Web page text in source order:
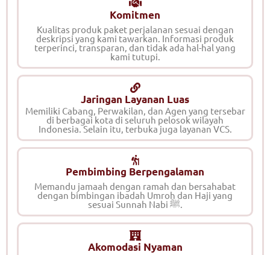
Komitmen
Kualitas produk paket perjalanan sesuai dengan
deskripsi yang kami tawarkan. Informasi produk
terperinci, transparan, dan tidak ada hal-hal yang
kami tutupi.
Jaringan Layanan Luas
Memiliki Cabang, Perwakilan, dan Agen yang tersebar
di berbagai kota di seluruh pelosok wilayah
Indonesia. Selain itu, terbuka juga layanan VCS.
Pembimbing Berpengalaman
Memandu jamaah dengan ramah dan bersahabat
dengan bimbingan ibadah Umroh dan Haji yang
sesuai Sunnah Nabi ﷺ.
Akomodasi Nyaman